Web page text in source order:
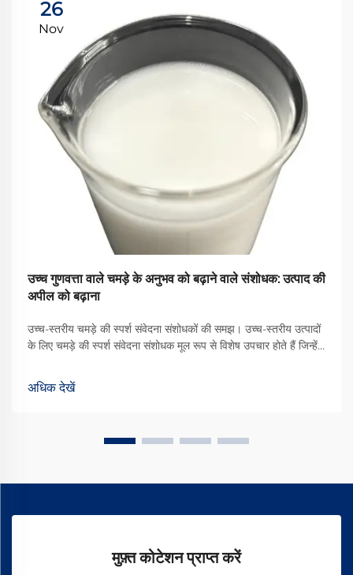
26
Nov
उच्च गुणवत्ता वाले चमड़े के अनुभव को बढ़ाने वाले संशोधक: उत्पाद की
अपील को बढ़ाना
उच्च-स्तरीय चमड़े की स्पर्श संवेदना संशोधकों की समझ। उच्च-स्तरीय उत्पादों
के लिए चमड़े की स्पर्श संवेदना संशोधक मूल रूप से विशेष उपचार होते हैं जिन्हें
बेहतर लगें। ये उपचार गुणवत्ता के अनुभव को वास्तव में बढ़ा देते हैं...
अधिक देखें
मुफ़्त कोटेशन प्राप्त करें